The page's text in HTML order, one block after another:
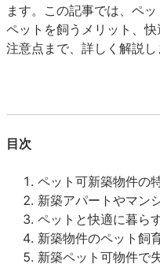
ます。この記事では、ペ
ペットを飼うメリット、
注意点まで、詳しく解説し
目次
ペット可新築物件の
新築アパートやマン
ペットと快適に暮ら
新築物件のペット飼
新築ペット可物件で